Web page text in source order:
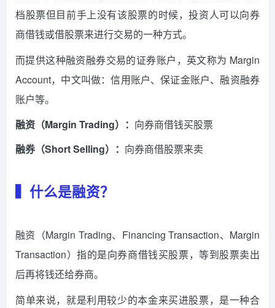
档股票但目前手上没有该股票的时候，投资人可以向券
商借钱或借股票来进行交易的一种方式。
而提供这种融资融券交易的证券账户，英文称为 Margin
Account，中文叫做：信用账户、保证金账户、融资融券
账户等。
融资（Margin Trading）： 向券商借钱买股票
融券（Short Selling）： 向券商借股票来卖
▍什么是融资？
融资（Margin Trading、Financing Transaction、Margin
Transaction）指的是向券商借钱买股票，等到股票卖出
后再将钱还给券商。
简单来说，就是利用较少的本金来买进股票，是一种合